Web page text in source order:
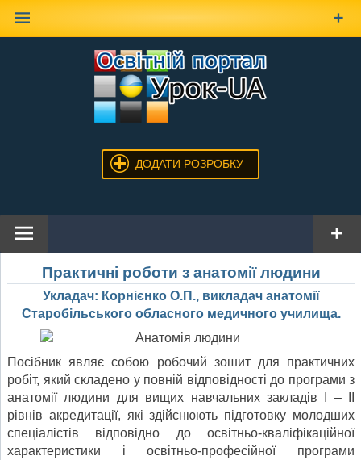
ДОДАТИ РОЗРОБКУ
Практичні роботи з анатомії людини
Укладач: Корнієнко О.П., викладач анатомії
Старобільського обласного медичного училища.
Посібник являє собою робочий зошит для практичних
робіт, який складено у повній відповідності до програми з
анатомії людини для вищих навчальних закладів I – II
рівнів акредитації, які здійснюють підготовку молодших
спеціалістів відповідно до освітньо-кваліфікаційної
характеристики і освітньо-професійної програми